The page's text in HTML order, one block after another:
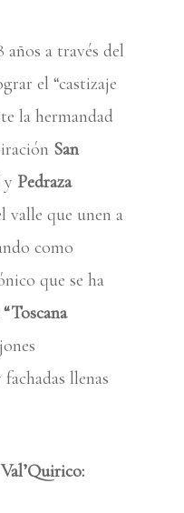
a través del
el “castizaje
la hermandad
San
y Pedraza
valle que unen a
como
que se ha
“Toscana
llenas